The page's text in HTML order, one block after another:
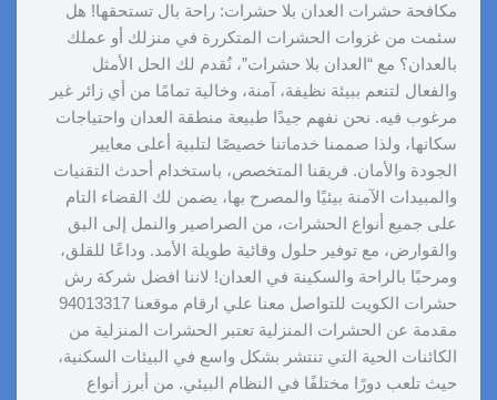
مكافحة حشرات العدان بلا حشرات: راحة بال تستحقها! هل
سئمت من غزوات الحشرات المتكررة في منزلك أو عملك
بالعدان؟ مع “العدان بلا حشرات”، نُقدم لك الحل الأمثل
والفعال لتنعم ببيئة نظيفة، آمنة، وخالية تمامًا من أي زائر غير
مرغوب فيه. نحن نفهم جيدًا طبيعة منطقة العدان واحتياجات
سكانها، ولذا صممنا خدماتنا خصيصًا لتلبية أعلى معايير
الجودة والأمان. فريقنا المتخصص، باستخدام أحدث التقنيات
والمبيدات الآمنة بيئيًا والمصرح بها، يضمن لك القضاء التام
على جميع أنواع الحشرات، من الصراصير والنمل إلى البق
والقوارض، مع توفير حلول وقائية طويلة الأمد. وداعًا للقلق،
ومرحبًا بالراحة والسكينة في العدان! لاننا افضل شركة رش
حشرات الكويت للتواصل معنا علي ارقام موقعنا 94013317
مقدمة عن الحشرات المنزلية تعتبر الحشرات المنزلية من
الكائنات الحية التي تنتشر بشكل واسع في البيئات السكنية،
حيث تلعب دورًا مختلفًا في النظام البيئي. من أبرز أنواع